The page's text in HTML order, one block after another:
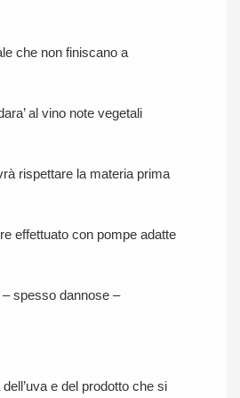
che non finiscano a
al vino note vegetali
rispettare la materia prima
effettuato con pompe adatte
spesso dannose –
e del prodotto che si